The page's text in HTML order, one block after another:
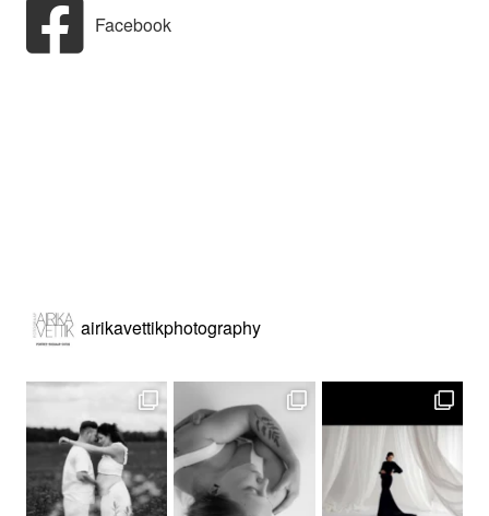
Facebook
airikavettikphotography